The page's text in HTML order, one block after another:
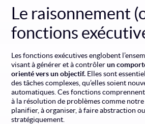
Le raisonnement
fonctions
Les fonctions exécutives englobent
visant à générer et à contrôlerun
orienté vers un objectif. Elles sont
des tâches complexes, qu’elles soient
automatiques. Ces fonctions
à la résolution de problèmes comme
planifier, à organiser, à faire abstraction
stratégiquement.